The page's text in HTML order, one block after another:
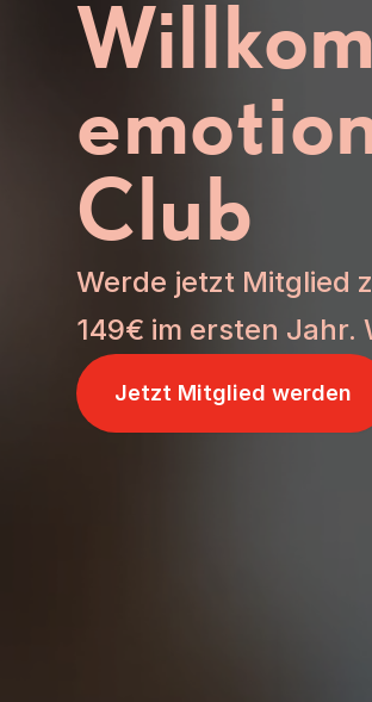
Club
Werde jetzt Mitglied
149€ im ersten
Jetzt Mitglied werden